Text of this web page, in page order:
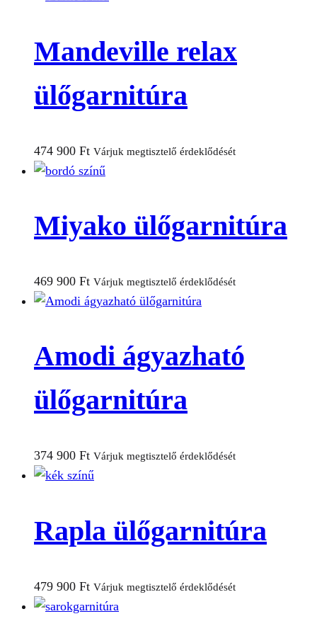
Mandeville relax
ülőgarnitúra
474 900 Ft Várjuk megtisztelő érdeklődését
Miyako ülőgarnitúra
469 900 Ft Várjuk megtisztelő érdeklődését
Amodi ágyazható
ülőgarnitúra
374 900 Ft Várjuk megtisztelő érdeklődését
Rapla ülőgarnitúra
479 900 Ft Várjuk megtisztelő érdeklődését